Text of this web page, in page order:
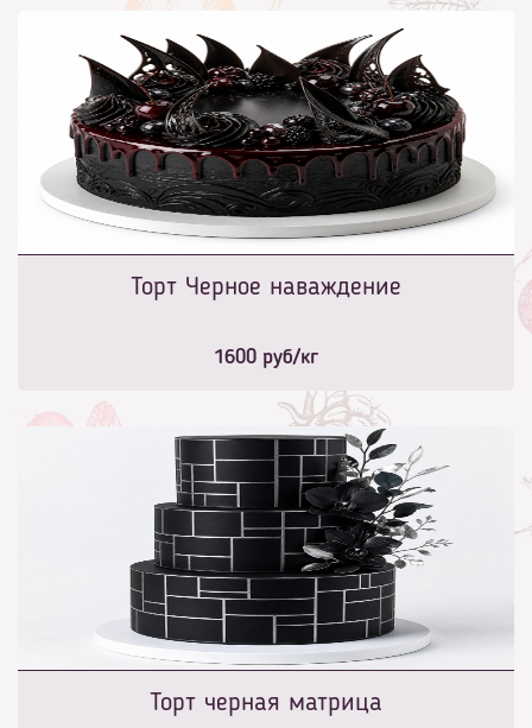
Торт Черное наваждение
1600 руб/кг
Торт черная матрица